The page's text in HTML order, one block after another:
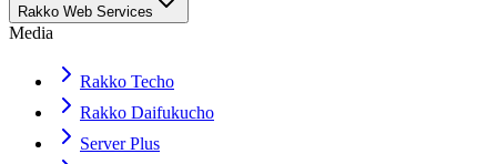
Rakko Web Services
Media
Rakko Techo
Rakko Daifukucho
Server Plus